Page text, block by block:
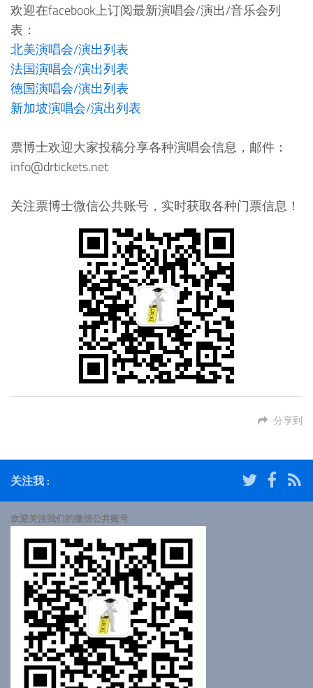
欢迎在facebook上订阅最新演唱会/演出/音乐会列
表：
北美演唱会/演出列表
法国演唱会/演出列表
德国演唱会/演出列表
新加坡演唱会/演出列表
票博士欢迎大家投稿分享各种演唱会信息，邮件：
info@drtickets.net
关注票博士微信公共账号，实时获取各种门票信息！
分享到
关注我 :
欢迎关注我们的微信公共账号